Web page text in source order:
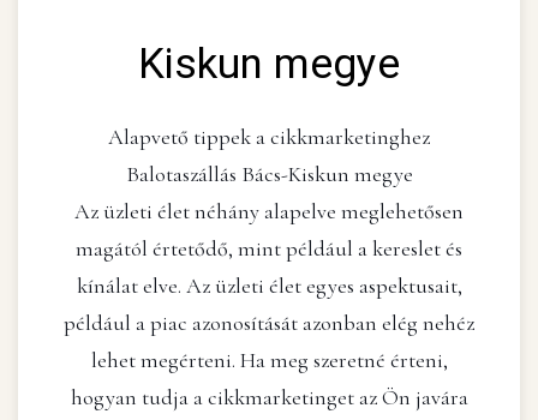
Kiskun megye
Alapvető tippek a cikkmarketinghez
Balotaszállás Bács-Kiskun megye
Az üzleti élet néhány alapelve meglehetősen
magától értetődő, mint például a kereslet és
kínálat elve. Az üzleti élet egyes aspektusait,
például a piac azonosítását azonban elég nehéz
lehet megérteni. Ha meg szeretné érteni,
hogyan tudja a cikkmarketinget az Ön javára